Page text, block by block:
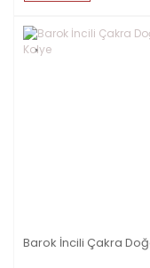
Barok İncili Çakra